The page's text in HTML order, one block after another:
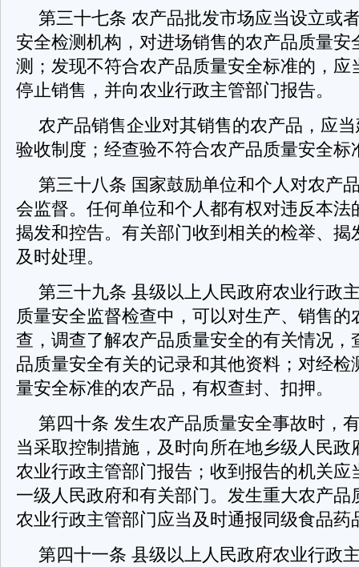
第三十七条 农产品批发市场应当设立或
安全检测机构，对进场销售的农产品质量安
测；发现不符合农产品质量安全标准的，应
停止销售，并向农业行政主管部门报告。
农产品销售企业对其销售的农产品，应
验收制度；经查验不符合农产品质量安全标
第三十八条 国家鼓励单位和个人对农产
会监督。任何单位和个人都有权对违反本法
揭发和控告。有关部门收到相关的检举、揭
及时处理。
第三十九条 县级以上人民政府农业行政
质量安全监督检查中，可以对生产、销售的
查，调查了解农产品质量安全的有关情况，
品质量安全有关的记录和其他资料；对经检
量安全标准的农产品，有权查封、扣押。
第四十条 发生农产品质量安全事故时，
当采取控制措施，及时向所在地乡级人民政
农业行政主管部门报告；收到报告的机关应
一级人民政府和有关部门。发生重大农产品
农业行政主管部门应当及时通报同级食品药
第四十一条 县级以上人民政府农业行政